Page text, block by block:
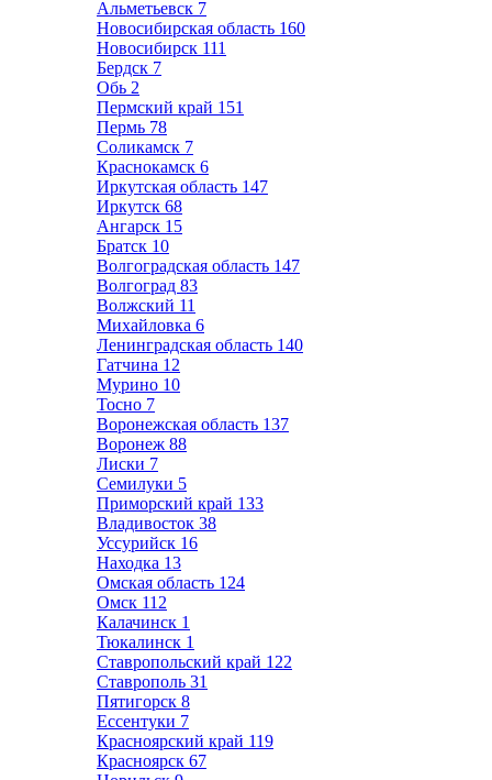
Альметьевск 7
Новосибирская область 160
Новосибирск 111
Бердск 7
Обь 2
Пермский край 151
Пермь 78
Соликамск 7
Краснокамск 6
Иркутская область 147
Иркутск 68
Ангарск 15
Братск 10
Волгоградская область 147
Волгоград 83
Волжский 11
Михайловка 6
Ленинградская область 140
Гатчина 12
Мурино 10
Тосно 7
Воронежская область 137
Воронеж 88
Лиски 7
Семилуки 5
Приморский край 133
Владивосток 38
Уссурийск 16
Находка 13
Омская область 124
Омск 112
Калачинск 1
Тюкалинск 1
Ставропольский край 122
Ставрополь 31
Пятигорск 8
Ессентуки 7
Красноярский край 119
Красноярск 67